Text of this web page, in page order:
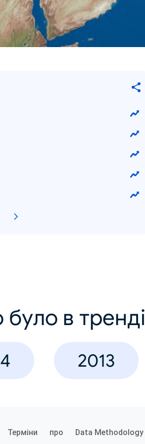
в тренді
2013
Терміни про Data Methodology